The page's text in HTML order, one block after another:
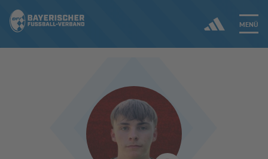
MENÜ
ERGEBNISSE & WETTBEWERBE